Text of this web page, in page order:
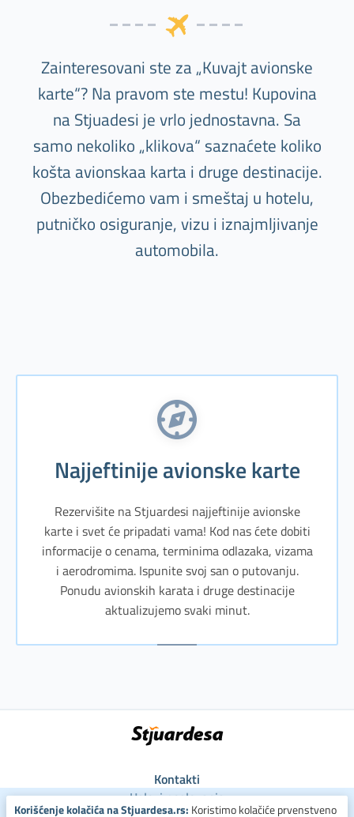
Zainteresovani ste za „Kuvajt avionske
karte“? Na pravom ste mestu! Kupovina
na Stjuadesi je vrlo jednostavna. Sa
samo nekoliko „klikova“ saznaćete koliko
košta avionskaa karta i druge destinacije.
Obezbedićemo vam i smeštaj u hotelu,
putničko osiguranje, vizu i iznajmljivanje
automobila.
Najjeftinije avionske karte
Rezervišite na Stjuardesi najjeftinije avionske
karte i svet će pripadati vama! Kod nas ćete dobiti
informacije o cenama, terminima odlazaka, vizama
i aerodromima. Ispunite svoj san o putovanju.
Ponudu avionskih karata i druge destinacije
aktualizujemo svaki minut.
Kontakti
Uslovi poslovanja
Korišćenje kolačića na Stjuardesa.rs: Koristimo kolačiće prvenstveno